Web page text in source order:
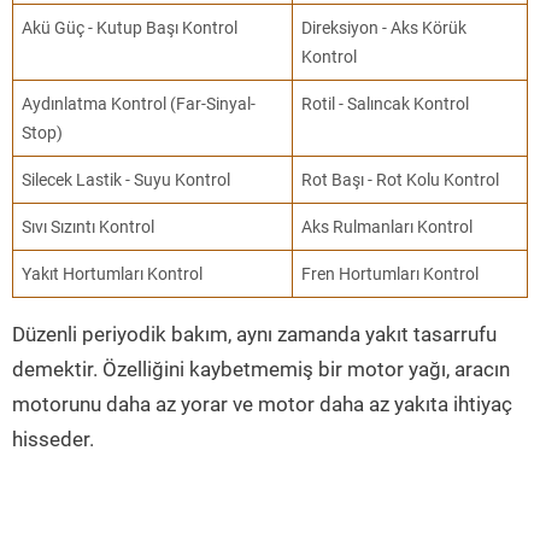
Akü Güç - Kutup Başı Kontrol
Direksiyon - Aks Körük
Kontrol
Aydınlatma Kontrol (Far-Sinyal-
Stop)
Rotil - Salıncak Kontrol
Silecek Lastik - Suyu Kontrol Rot Başı - Rot Kolu Kontrol
Sıvı Sızıntı Kontrol Aks Rulmanları Kontrol
Yakıt Hortumları Kontrol Fren Hortumları Kontrol
Düzenli periyodik bakım, aynı zamanda yakıt tasarrufu
demektir. Özelliğini kaybetmemiş bir motor yağı, aracın
motorunu daha az yorar ve motor daha az yakıta ihtiyaç
hisseder.